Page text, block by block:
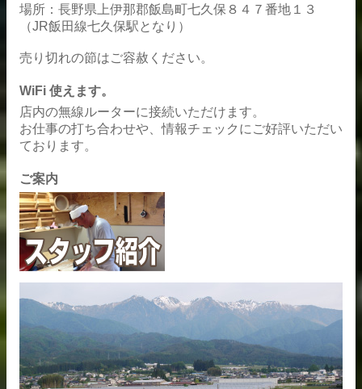
場所：長野県上伊那郡飯島町七久保８４７番地１３
（JR飯田線七久保駅となり）
売り切れの節はご容赦ください。
WiFi 使えます。
店内の無線ルーターに接続いただけます。
お仕事の打ち合わせや、情報チェックにご好評いただい
ております。
ご案内